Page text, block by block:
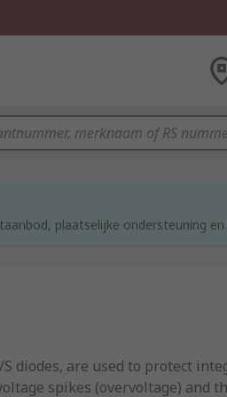
plaatselijke ondersteuning
diodes, are used to protect
spikes (overvoltage) and